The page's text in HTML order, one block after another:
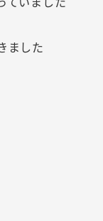
ました